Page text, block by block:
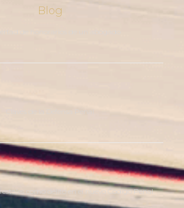
Blog
como delito en el nuevo Código Penal.